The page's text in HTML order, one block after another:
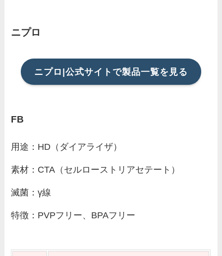
ニプロ
ニプロ|公式サイトで製品一覧を見る
FB
用途：HD（ダイアライザ）
素材：CTA（セルローストリアセテート）
滅菌：γ線
特徴：PVPフリー、BPAフリー